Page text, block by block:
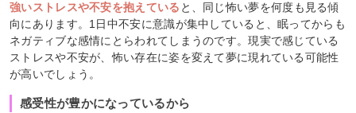
強いストレスや不安を抱えている と、同じ怖い夢を何度も見る傾
向にあります。1日中不安に意識が集中していると、眠ってからも
ネガティブな感情にとらわれてしまうのです。現実で感じている
ストレスや不安が、怖い存在に姿を変えて夢に現れている可能性
が高いでしょう。
感受性が豊かになっているから